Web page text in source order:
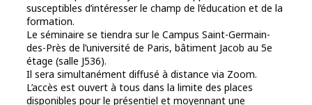
susceptibles d’intéresser le champ de l’éducation et de la
formation.
Le séminaire se tiendra sur le Campus Saint-Germain-
des-Près de l’université de Paris, bâtiment Jacob au 5e
étage (salle J536).
Il sera simultanément diffusé à distance via Zoom.
L’accès est ouvert à tous dans la limite des places
disponibles pour le présentiel et moyennant une